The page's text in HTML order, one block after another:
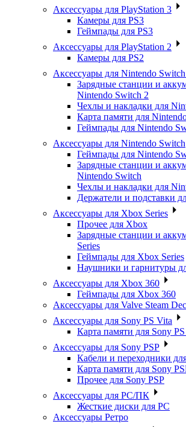
Аксессуары для PlayStation 3
Камеры для PS3
Геймпады для PS3
Аксессуары для PlayStation 2
Камеры для PS2
Аксессуары для Nintendo
Зарядные станции и
Nintendo Switch 2
Чехлы и накладки для
Карта памяти для
Геймпады для Nintendo
Аксессуары для Nintendo Switch
Геймпады для Nintendo
Зарядные станции и
Nintendo Switch
Чехлы и накладки для
Держатели и подставки
Аксессуары для Xbox Series
Прочее для Xbox
Зарядные станции и
Series
Геймпады для Xbox Series
Наушники и гарнитуры
Аксессуары для Xbox 360
Геймпады для Xbox 360
Аксессуары для Valve Steam
Аксессуары для Sony PS Vita
Карта памяти для Sony
Аксессуары для Sony PSP
Кабели и переходники
Карта памяти для Sony
Прочее для Sony PSP
Аксессуары для PC/ПК
Жесткие диски для PC
Аксессуары Ретро